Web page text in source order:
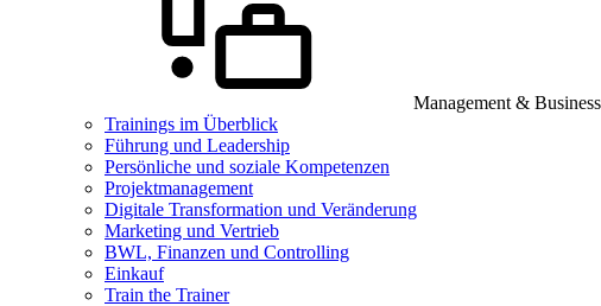
Management &
Trainings im Überblick
Führung und Leadership
Persönliche und soziale Kompetenzen
Projektmanagement
Digitale Transformation und Veränderung
Marketing und Vertrieb
BWL, Finanzen und Controlling
Einkauf
Train the Trainer